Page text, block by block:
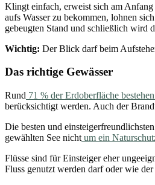
Klingt einfach, erweist sich am Anfang
aufs Wasser zu bekommen, lohnen
gebeugten Stand und schließlich wird
Wichtig: Der Blick darf beim
Das richtige Gewässer
Rund 71 % der Erdoberfläche
berücksichtigt werden. Auch der
Die besten und
gewählten See nicht um ein
Flüsse sind für Einsteiger eher
Fluss genutzt werden darf oder wie